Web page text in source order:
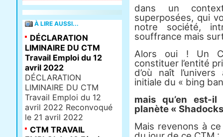
dans un
superposées, qui
notre société,
souffrance mais
Alors oui ! Un
constituer l’entité
d’où naît
initiale du « bing
mais qu’en est-
planète «
Mais revenons à
À LIRE AUSSI...
DÉCLARATION
LIMINAIRE DU CTM
Travail Emploi du 12
avril 2022
DÉCLARATION
LIMINAIRE DU CTM
Travail Emploi du 12
avril 2022 Reconvoqué
le 21 avril 2022
CTM TRAVAIL